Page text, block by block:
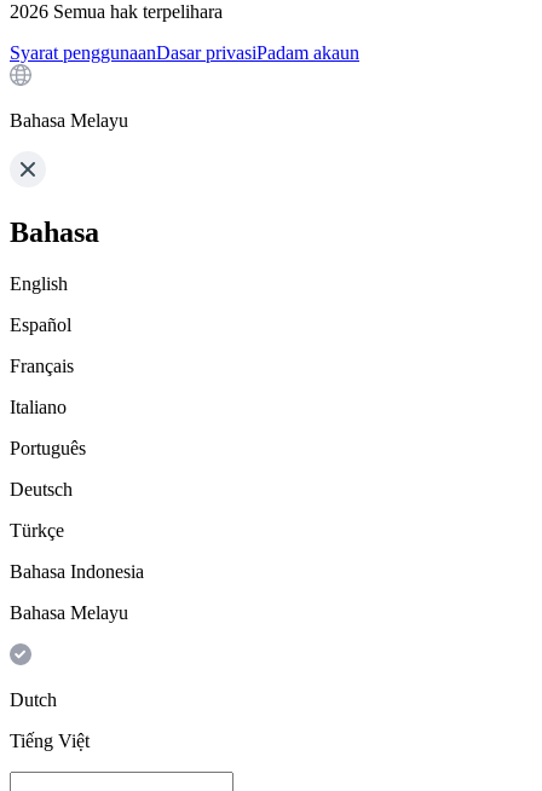
2026 Semua hak terpelihara
Syarat penggunaanDasar privasiPadam akaun
Bahasa Melayu
Bahasa
English
Español
Français
Italiano
Português
Deutsch
Türkçe
Bahasa Indonesia
Bahasa Melayu
Dutch
Tiếng Việt